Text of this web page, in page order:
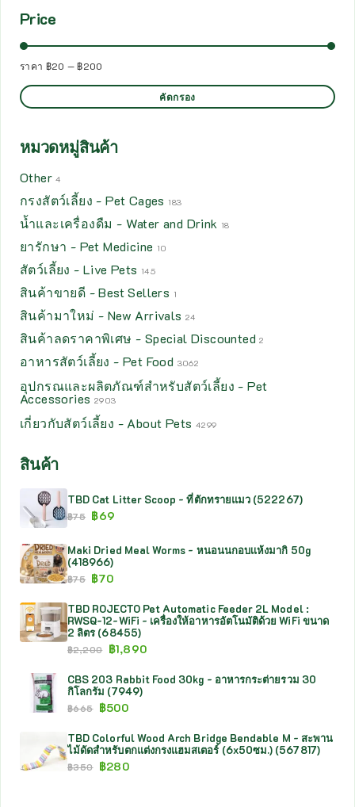
Price
คัดกรอง
ราคา ฿20 — ฿200
หมวดหมู่สินค้า
Other 4
กรงสัตว์เลี้ยง - Pet Cages 183
น้ำและเครื่องดืม - Water and Drink 18
ยารักษา - Pet Medicine 10
สัตว์เลี้ยง - Live Pets 145
สินค้าขายดี - Best Sellers 1
สินค้ามาใหม่ - New Arrivals 24
สินค้าลดราคาพิเศษ - Special Discounted 2
อาหารสัตว์เลี้ยง - Pet Food 3062
อุปกรณและผลิตภัณฑ์สำหรับสัตว์เลี้ยง - Pet
Accessories 2903
เกี่ยวกับสัตว์เลี้ยง - About Pets 4299
สินค้า
TBD Cat Litter Scoop - ที่ตักทรายแมว (522267)
฿75 ฿69
Maki Dried Meal Worms - หนอนนกอบเเห้งมากิ 50g
(418966)
฿75 ฿70
TBD ROJECTO Pet Automatic Feeder 2L Model :
RWSQ-12-WiFi - เครื่องให้อาหารอัตโนมัติด้วย WiFi ขนาด
2 ลิตร (68455)
฿2,200 ฿1,890
CBS 203 Rabbit Food 30kg - อาหารกระต่ายรวม 30
กิโลกรัม (7949)
฿665 ฿500
TBD Colorful Wood Arch Bridge Bendable M - สะพาน
ไม้ดัดสำหรับตกแต่งกรงแฮมสเตอร์ (6x50ซม.) (567817)
฿350 ฿280